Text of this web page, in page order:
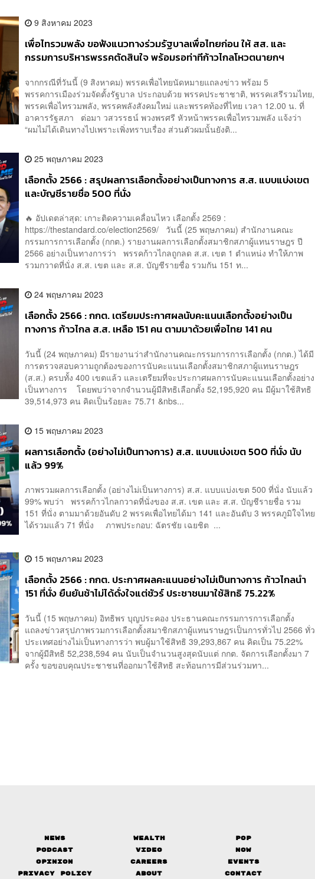
9 สิงหาคม 2023
เพื่อไทรวมพลัง ขอฟังแนวทางร่วมรัฐบาลเพื่อไทยก่อน ให้ สส. และ
กรรมการบริหารพรรคตัดสินใจ พร้อมรอท่าทีก้าวไกลโหวตนายกฯ
จากกรณีที่วันนี้ (9 สิงหาคม) พรรคเพื่อไทยนัดหมายแถลงข่าว พร้อม 5
พรรคการเมืองร่วมจัดตั้งรัฐบาล ประกอบด้วย พรรคประชาชาติ, พรรคเสรีรวมไทย,
พรรคเพื่อไทรวมพลัง, พรรคพลังสังคมใหม่ และพรรคท้องที่ไทย เวลา 12.00 น. ที่
อาคารรัฐสภา ต่อมา วสวรรธน์ พวงพรศรี หัวหน้าพรรคเพื่อไทรวมพลัง แจ้งว่า
“ผมไม่ได้เดินทางไปเพราะเพิ่งทราบเรื่อง ส่วนตัวผมนั้นยังติ...
25 พฤษภาคม 2023
เลือกตั้ง 2566 : สรุปผลการเลือกตั้งอย่างเป็นทางการ ส.ส. แบบแบ่งเขต
และบัญชีรายชื่อ 500 ที่นั่ง
🔥 อัปเดตล่าสุด: เกาะติดความเคลื่อนไหว เลือกตั้ง 2569 :
https://thestandard.co/election2569/ วันนี้ (25 พฤษภาคม) สํานักงานคณะ
กรรมการการเลือกตั้ง (กกต.) รายงานผลการเลือกตั้งสมาชิกสภาผู้แทนราษฎร ปี
2566 อย่างเป็นทางการว่า พรรคก้าวไกลถูกลด ส.ส. เขต 1 ตำแหน่ง ทำให้ภาพ
รวมกวาดที่นั่ง ส.ส. เขต และ ส.ส. บัญชีรายชื่อ รวมกัน 151 ท...
24 พฤษภาคม 2023
เลือกตั้ง 2566 : กกต. เตรียมประกาศผลนับคะแนนเลือกตั้งอย่างเป็น
ทางการ ก้าวไกล ส.ส. เหลือ 151 คน ตามมาด้วยเพื่อไทย 141 คน
วันนี้ (24 พฤษภาคม) มีรายงานว่าสำนักงานคณะกรรมการการเลือกตั้ง (กกต.) ได้มี
การตรวจสอบความถูกต้องของการนับคะแนนเลือกตั้งสมาชิกสภาผู้แทนราษฎร
(ส.ส.) ครบทั้ง 400 เขตแล้ว และเตรียมที่จะประกาศผลการนับคะแนนเลือกตั้งอย่าง
เป็นทางการ โดยพบว่าจากจำนวนผู้มีสิทธิเลือกตั้ง 52,195,920 คน มีผู้มาใช้สิทธิ
39,514,973 คน คิดเป็นร้อยละ 75.71 &nbs...
15 พฤษภาคม 2023
ผลการเลือกตั้ง (อย่างไม่เป็นทางการ) ส.ส. แบบแบ่งเขต 500 ที่นั่ง นับ
แล้ว 99%
ภาพรวมผลการเลือกตั้ง (อย่างไม่เป็นทางการ) ส.ส. แบบแบ่งเขต 500 ที่นั่ง นับแล้ว
99% พบว่า พรรคก้าวไกลกวาดที่นั่งของ ส.ส. เขต และ ส.ส. บัญชีรายชื่อ รวม
151 ที่นั่ง ตามมาด้วยอันดับ 2 พรรคเพื่อไทยได้มา 141 และอันดับ 3 พรรคภูมิใจไทย
ได้รวมแล้ว 71 ที่นั่ง ภาพประกอบ: ฉัตรชัย เฉยชิต ...
15 พฤษภาคม 2023
เลือกตั้ง 2566 : กกต. ประกาศผลคะแนนอย่างไม่เป็นทางการ ก้าวไกลนำ
151 ที่นั่ง ยืนยันช้าไม่ได้ดั่งใจแต่ชัวร์ ประชาชนมาใช้สิทธิ 75.22%
วันนี้ (15 พฤษภาคม) อิทธิพร บุญประคอง ประธานคณะกรรมการการเลือกตั้ง
แถลงข่าวสรุปภาพรวมการเลือกตั้งสมาชิกสภาผู้แทนราษฎรเป็นการทั่วไป 2566 ทั่ว
ประเทศอย่างไม่เป็นทางการว่า พบผู้มาใช้สิทธิ 39,293,867 คน คิดเป็น 75.22%
จากผู้มีสิทธิ 52,238,594 คน นับเป็นจำนวนสูงสุดนับแต่ กกต. จัดการเลือกตั้งมา 7
ครั้ง ขอขอบคุณประชาชนที่ออกมาใช้สิทธิ สะท้อนการมีส่วนร่วมทา...
News Wealth
Pop
Podcast
Video
Now
Opinion
Careers
Events
Privacy Policy
About Contact